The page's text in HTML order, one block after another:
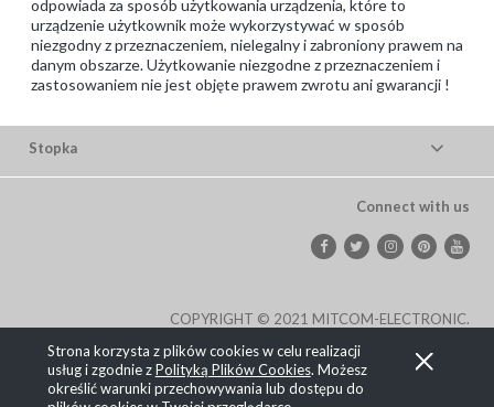
Strona korzysta z plików cookies w celu realizacji
usług i zgodnie zPolityką Plików Cookies. Możesz
określić warunki przechowywania lub dostępu do
odpowiada za sposób użytkowania urządzenia, które to
urządzenie użytkownik może wykorzystywać w sposób
niezgodny z przeznaczeniem, nielegalny i zabroniony prawem na
danym obszarze. Użytkowanie niezgodne z przeznaczeniem i
zastosowaniem nie jest objęte prawem zwrotu ani gwarancji !
Stopka
Connect with us
COPYRIGHT © 2021 MITCOM-ELECTRONIC.
Pokaż pełną wersję strony
Sklep internetowy Shoplo.pl, powered by